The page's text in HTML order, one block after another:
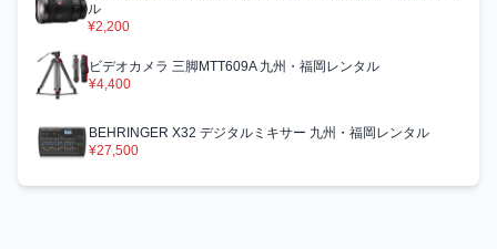
ル
¥2,200
ビデオカメラ 三脚MTT609A 九州・福岡レンタル
¥4,400
BEHRINGER X32 デジタルミキサー 九州・福岡レンタル
¥27,500